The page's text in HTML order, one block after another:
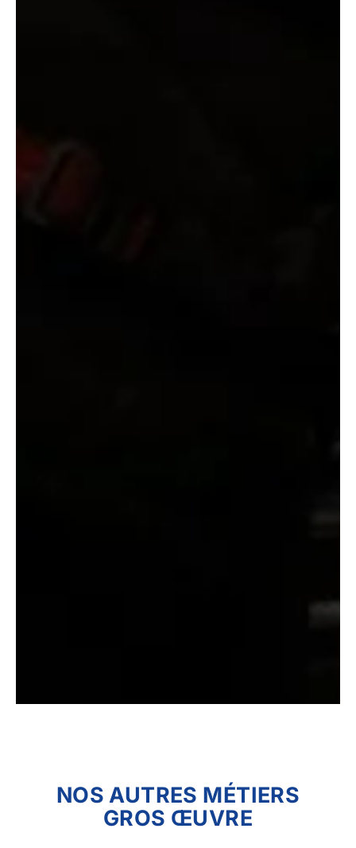
NOS AUTRES MÉTIERS
GROS ŒUVRE